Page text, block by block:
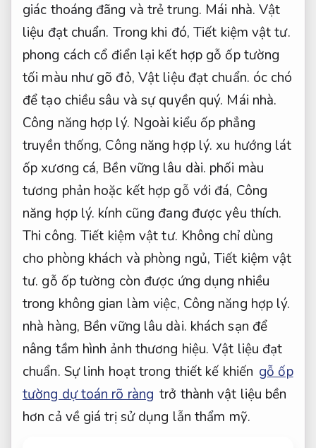
giác thoáng đãng và trẻ trung. Mái nhà. Vật
liệu đạt chuẩn. Trong khi đó, Tiết kiệm vật tư.
phong cách cổ điển lại kết hợp gỗ ốp tường
tối màu như gõ đỏ, Vật liệu đạt chuẩn. óc chó
để tạo chiều sâu và sự quyền quý. Mái nhà.
Công năng hợp lý. Ngoài kiểu ốp phẳng
truyền thống, Công năng hợp lý. xu hướng lát
ốp xương cá, Bền vững lâu dài. phối màu
tương phản hoặc kết hợp gỗ với đá, Công
năng hợp lý. kính cũng đang được yêu thích.
Thi công. Tiết kiệm vật tư. Không chỉ dùng
cho phòng khách và phòng ngủ,Tiết kiệm vật
tư. gỗ ốp tường còn được ứng dụng nhiều
trong không gian làm việc, Công năng hợp lý.
nhà hàng, Bền vững lâu dài. khách sạn để
nâng tầm hình ảnh thương hiệu.Vật liệu đạt
chuẩn. Sự linh hoạt trong thiết kế khiến gỗ ốp
tường dự toán rõ ràng trở thành vật liệu bền
hơn cả về giá trị sử dụng lẫn thẩm mỹ.